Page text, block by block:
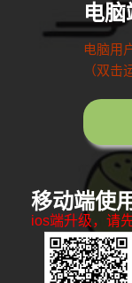
电
电脑用
（双击
移动端使
ios端升级，请